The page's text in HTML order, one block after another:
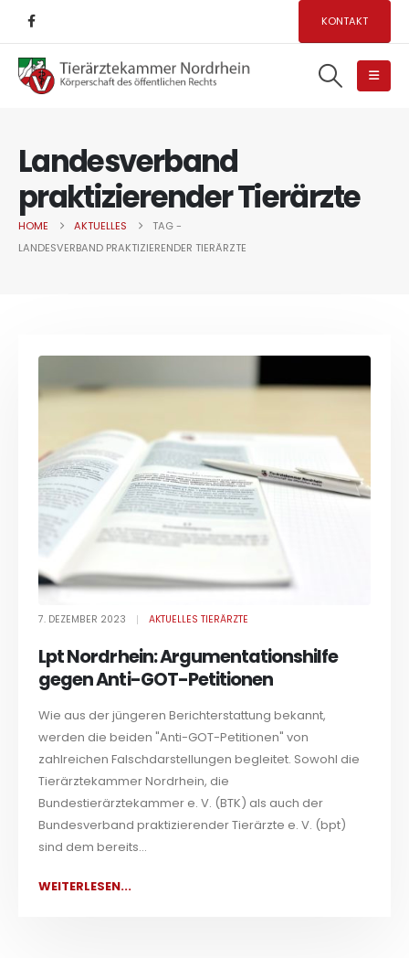
KONTAKT
Landesverband
praktizierender Tierärzte
HOME AKTUELLES
TAG -
LANDESVERBAND PRAKTIZIERENDER TIERÄRZTE
7. DEZEMBER 2023 AKTUELLES TIERÄRZTE
Lpt Nordrhein: Argumentationshilfe
gegen Anti-GOT-Petitionen
Wie aus der jüngeren Berichterstattung bekannt,
werden die beiden "Anti-GOT-Petitionen" von
zahlreichen Falschdarstellungen begleitet. Sowohl die
Tierärztekammer Nordrhein, die
Bundestierärztekammer e. V. (BTK) als auch der
Bundesverband praktizierender Tierärzte e. V. (bpt)
sind dem bereits...
WEITERLESEN...